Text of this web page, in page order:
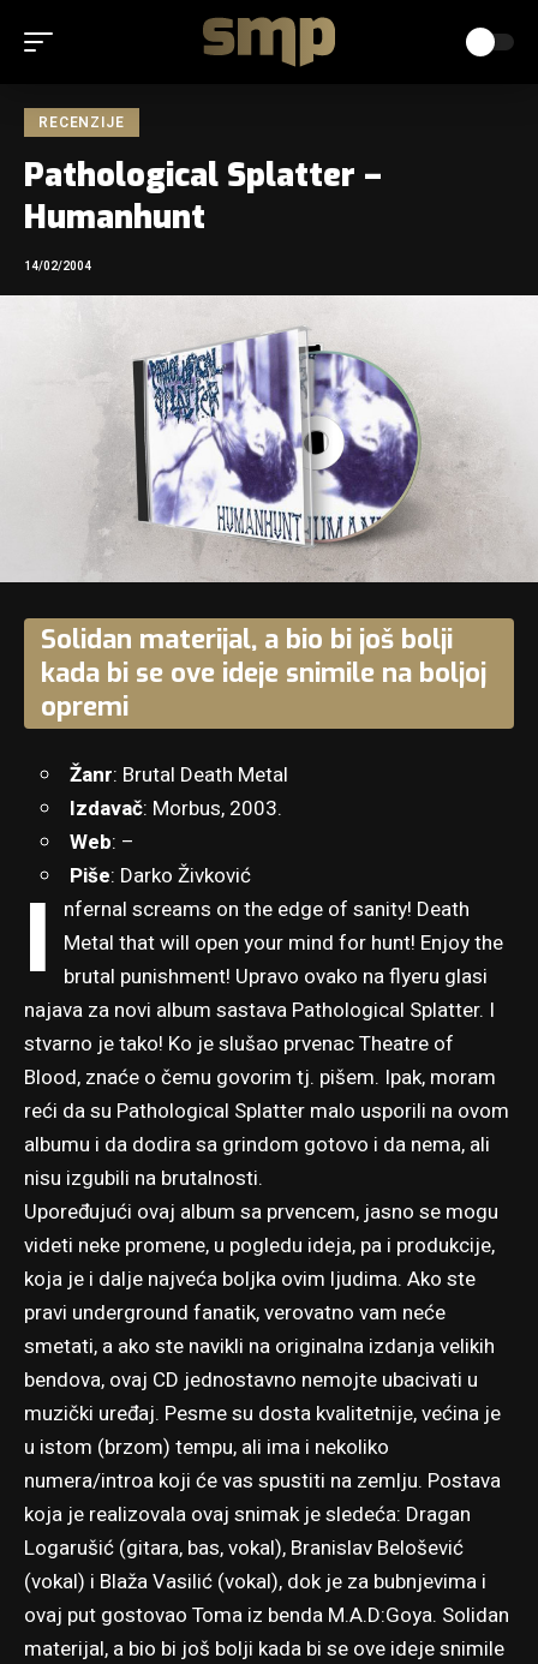
RECENZIJE
Pathological Splatter –
Humanhunt
14/02/2004
Solidan materijal, a bio bi još bolji
kada bi se ove ideje snimile na boljoj
opremi
Žanr: Brutal Death Metal
Izdavač: Morbus, 2003.
Web: –
Piše: Darko Živković
I
nfernal screams on the edge of sanity! Death
Metal that will open your mind for hunt! Enjoy the
brutal punishment! Upravo ovako na flyeru glasi
najava za novi album sastava Pathological Splatter. I
stvarno je tako! Ko je slušao prvenac Theatre of
Blood, znaće o čemu govorim tj. pišem. Ipak, moram
reći da su Pathological Splatter malo usporili na ovom
albumu i da dodira sa grindom gotovo i da nema, ali
nisu izgubili na brutalnosti.
Upoređujući ovaj album sa prvencem, jasno se mogu
videti neke promene, u pogledu ideja, pa i produkcije,
koja je i dalje najveća boljka ovim ljudima. Ako ste
pravi underground fanatik, verovatno vam neće
smetati, a ako ste navikli na originalna izdanja velikih
bendova, ovaj CD jednostavno nemojte ubacivati u
muzički uređaj. Pesme su dosta kvalitetnije, većina je
u istom (brzom) tempu, ali ima i nekoliko
numera/introa koji će vas spustiti na zemlju. Postava
koja je realizovala ovaj snimak je sledeća: Dragan
Logarušić (gitara, bas, vokal), Branislav Belošević
(vokal) i Blaža Vasilić (vokal), dok je za bubnjevima i
ovaj put gostovao Toma iz benda M.A.D:Goya. Solidan
materijal, a bio bi još bolji kada bi se ove ideje snimile